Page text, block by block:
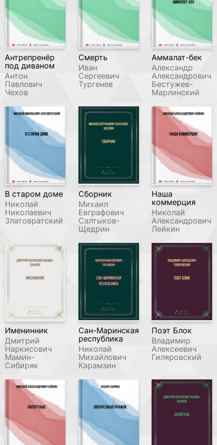
Антрепренёр
под диваном
Антон
Павлович
Чехов
Смерть
Иван
Сергеевич
Тургенев
Аммалат-бек
Александр
Александрович
Бестужев-
Марлинский
В старом доме
Николай
Николаевич
Златовратский
Сборник
Михаил
Евграфович
Салтыков-
Щедрин
Наша
коммерция
Николай
Александрович
Лейкин
Именинник
Дмитрий
Наркисович
Мамин-
Сибиряк
Сан-Маринская
республика
Николай
Михайлович
Карамзин
Поэт Блок
Владимир
Алексеевич
Гиляровский